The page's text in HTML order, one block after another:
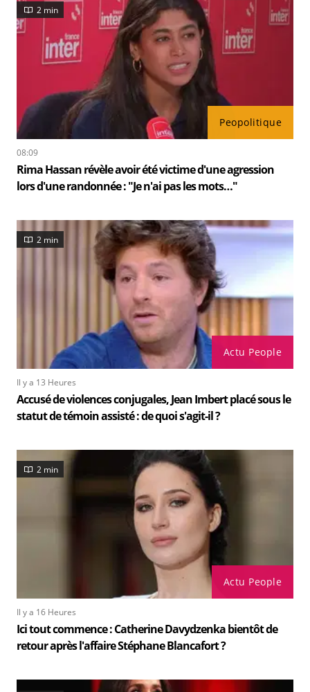
Peopolitique
2 min
08:09
Rima Hassan révèle avoir été victime d'une agression
lors d'une randonnée : "Je n'ai pas les mots…"
Actu People
2 min
Il y a 13 Heures
Accusé de violences conjugales, Jean Imbert placé sous le
statut de témoin assisté : de quoi s'agit-il ?
Actu People
2 min
Il y a 16 Heures
Ici tout commence : Catherine Davydzenka bientôt de
retour après l'affaire Stéphane Blancafort ?